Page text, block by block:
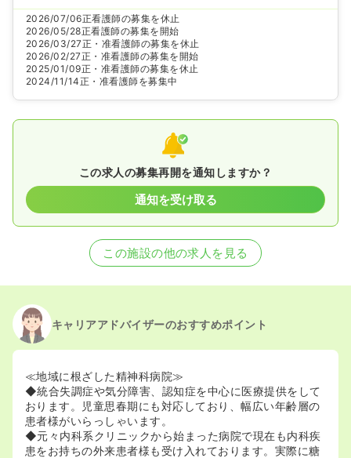
2026/07/06正看護師の募集を休止
2026/05/28正看護師の募集を開始
2026/03/27正・准看護師の募集を休止
2026/02/27正・准看護師の募集を開始
2025/01/09正・准看護師の募集を休止
2024/11/14正・准看護師を募集中
この求人の募集再開を通知しますか？
通知を受け取る
この施設の他の求人を見る
キャリアアドバイザーのおすすめポイント
≪地域に根ざした精神科病院≫
◆統合失調症や気分障害、認知症を中心に医療提供をして
おります。児童思春期にも対応しており、幅広い年齢層の
患者様がいらっしゃいます。
◆元々内科系クリニックから始まった病院で現在も内科疾
患をお持ちの外来患者様も受け入れております。実際に糖